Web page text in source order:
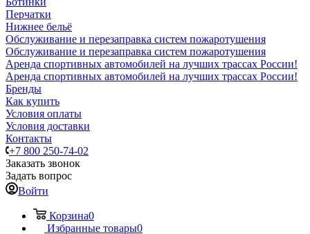
Перчатки
Нижнее бельё
Обслуживание и перезаправка систем пожаротушения
Обслуживание и перезаправка систем пожаротушения
Аренда спортивных автомобилей на лучших трассах России!
Аренда спортивных автомобилей на лучших трассах России!
Бренды
Как купить
Условия оплаты
Условия доставки
Контакты
+7 800 250-74-02
Заказать звонок
Задать вопрос
Войти
Корзина0
Избранные товары0